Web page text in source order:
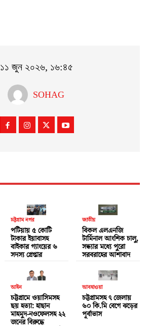
১১ জুন ২০২৬, ১৬:৪৫
SOHAG
চট্টগ্রাম নগর
পটিয়ায় ৫ কোটি
টাকার ইয়াবাসহ
বাইকার গ্যাংয়ের ৬
সদস্য গ্রেপ্তার
জাতীয়
বিকল এলএনজি
টার্মিনাল আংশিক চালু,
সন্ধ্যার মধ্যে পুরো
সরবরাহের আশাবাদ
আইন
চট্টগ্রামে ওয়াসিমসহ
ছয় হত্যা: হাছান
মাহমুদ-নওফেলসহ ২২
জনের বিরুদ্ধে
আবহাওয়া
চট্টগ্রামসহ ৭ জেলায়
৬০ কি.মি বেগে ঝড়ের
পূর্বাভাস